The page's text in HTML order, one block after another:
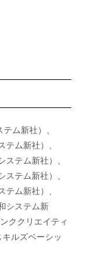
ム新社）、
テム新社）、
ステム新社）、
ステム新社）、
テム新社）、
システム新
ククリエイティ
ルズベーシッ